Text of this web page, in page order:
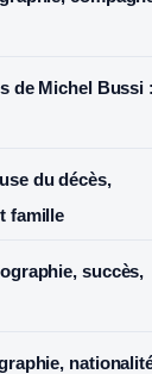
de Michel Bussi :
du décès,
famille
succès,